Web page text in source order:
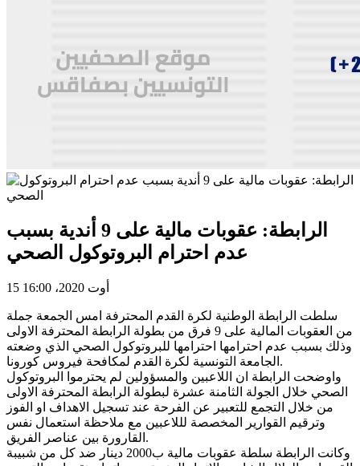
الرابطة: عقوبات مالية على 9 أندية بسبب
عدم احترام البروتوكول الصحي
15 أوت 2020، 16:00
سلطت الرابطة الوطنية لكرة القدم المحترفة امس الجمعة جملة
من العقوبات المالية على 9 فرق من بطولة الرابطة المحترفة الاولى
وذلك بسبب عدم احترامها احترامها للبروتوكول الصحي الذي وضعته
الجامعة التونسية لكرة القدم لمكافحة فيروس كورونا.
واوضحت الرابطة ان اللاعبين والمسؤولين لم يحترموا البروتوكول
الصحي خلال الجولة الثامنة عشرة لبطولة الرابطة المحترفة الاولى
من خلال التجمع للتعبير عن الفرحة عند تسجيل الاهداف او الفوز
وترقيم القوارير المخصصة لللاعبين مع ملاحظة استعمال نفس
القارورة بين عناصر الفريق.
وكانت الرابطة سلطة عقوبات مالية ب2000 دينار ضد كل من شبيبة